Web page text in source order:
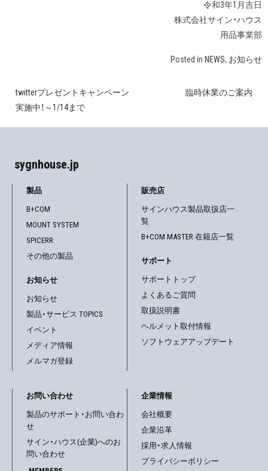
令和3年1月吉日
株式会社サイン・ハウス
用品事業部
Posted in NEWS, お知らせ
投
ビ
ゲ
ー
シ
ョ
ン
twitterプレゼントキャンペーン
実施中！～1/14まで
臨時休業のご案内
sygnhouse.jp
製品
B+COM
MOUNT SYSTEM
SPICERR
その他の製品
お知らせ
お知らせ
製品・サービス TOPICS
イベント
メディア情報
メルマガ登録
販売店
サインハウス製品取扱店一
覧
B+COM MASTER 在籍店一覧
サポート
サポートトップ
よくあるご質問
取扱説明書
ヘルメット取付情報
ソフトウェアアップデート
お問い合わせ
製品のサポート・お問い合わ
せ
サイン・ハウス(企業)へのお
問い合わせ
企業情報
会社概要
企業沿革
採用・求人情報
プライバシーポリシー